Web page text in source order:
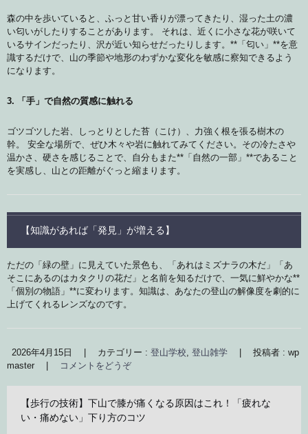
森の中を歩いていると、ふっと甘い香りが漂ってきたり、湿った土の濃
い匂いがしたりすることがあります。 それは、近くに小さな花が咲いて
いるサインだったり、沢が近い知らせだったりします。**「匂い」**を意
識するだけで、山の季節や地形のわずかな変化を敏感に察知できるよう
になります。
3. 「手」で自然の質感に触れる
ゴツゴツした岩、しっとりとした苔（こけ）、力強く根を張る樹木の
幹。 安全な場所で、ぜひ木々や岩に触れてみてください。その冷たさや
温かさ、硬さを感じることで、自分もまた**「自然の一部」**であること
を実感し、山との距離がぐっと縮まります。
【知識があれば「発見」が増える】
ただの「緑の壁」に見えていた景色も、「あれはミズナラの木だ」「あ
そこにあるのはカタクリの花だ」と名前を知るだけで、一気に鮮やかな**
「個別の物語」**に変わります。知識は、あなたの登山の解像度を劇的に
上げてくれるレンズなのです。
2026年4月15日 カテゴリー : 登山学校, 登山雑学
投稿者 : wp
master
コメントをどうぞ
【歩行の技術】下山で膝が痛くなる原因はこれ！「疲れな
い・痛めない」下り方のコツ